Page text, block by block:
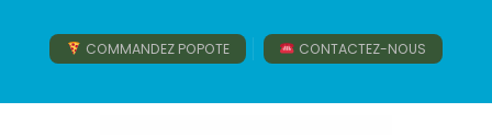
COMMANDEZ POPOTE CONTACTEZ-NOUS